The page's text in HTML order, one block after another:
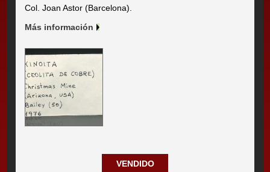
Col. Joan Astor (Barcelona).
Más información
VENDIDO